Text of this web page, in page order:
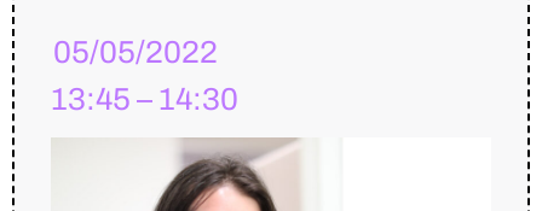
05/05/2022
13:45 – 14:30